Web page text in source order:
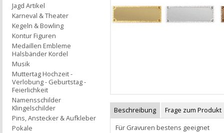
Beschreibung
Frage zum Produkt
Für Gravuren bestens geeignet
Jagd Artikel
Karneval & Theater
Kegeln & Bowling
Kontur Figuren
Medaillen Embleme
Halsbänder Kordel
Musik
Muttertag Hochzeit -
Verlobung - Geburtstag -
Feierlichkeit
Namensschilder
Klingelschilder
Pins, Anstecker & Aufkleber
Pokale